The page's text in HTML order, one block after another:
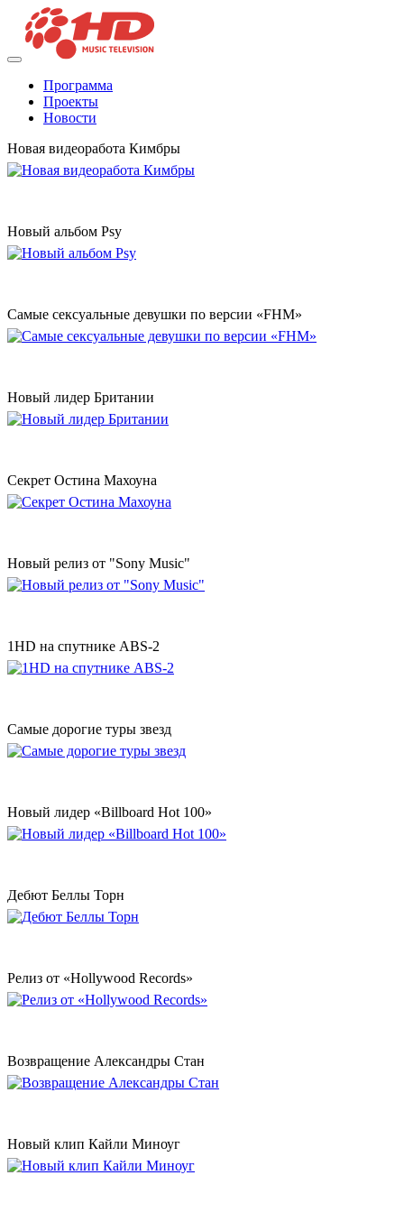
Программа
Проекты
Новости
Новая видеоработа Кимбры
Новый альбом Psy
Самые сексуальные девушки по версии «FHM»
Новый лидер Британии
Секрет Остина Махоуна
Новый релиз от "Sony Music"
1HD на спутнике ABS-2
Самые дорогие туры звезд
Новый лидер «Billboard Hot 100»
Дебют Беллы Торн
Релиз от «Hollywood Records»
Возвращение Александры Стан
Новый клип Кайли Миноуг